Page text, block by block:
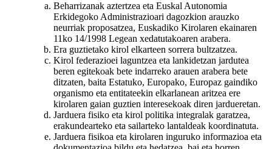
Beharrizanak aztertzea eta Euskal Autonomia
Erkidegoko Administrazioari dagozkion arauzko
neurriak proposatzea, Euskadiko Kirolaren ekainaren
11ko 14/1998 Legean xedatutakoaren arabera.
Era guztietako kirol elkarteen sorrera bultzatzea.
Kirol federazioei laguntzea eta lankidetzan jardutea
beren egitekoak bete indarreko arauen arabera bete
ditzaten, baita Estatuko, Europako, Europaz gaindiko
organismo eta entitateekin elkarlanean aritzea ere
kirolaren gaian guztien interesekoak diren jardueretan.
Jarduera fisiko eta kirol politika integralak garatzea,
erakundearteko eta sailarteko lantaldeak koordinatuta.
Jarduera fisikoa eta kirolaren inguruko informazioa eta